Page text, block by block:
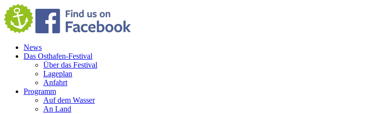
News
Das Osthafen-Festival
Über das Festival
Lageplan
Anfahrt
Programm
Auf dem Wasser
An Land